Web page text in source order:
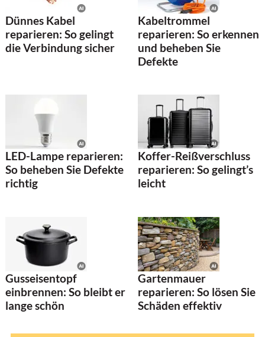
Dünnes Kabel
reparieren: So gelingt
die Verbindung sicher
Kabeltrommel
reparieren: So erkennen
und beheben Sie
Defekte
LED-Lampe reparieren:
So beheben Sie Defekte
richtig
Koffer-Reißverschluss
reparieren: So gelingt’s
leicht
Gusseisentopf
einbrennen: So bleibt er
lange schön
Gartenmauer
reparieren: So lösen Sie
Schäden effektiv